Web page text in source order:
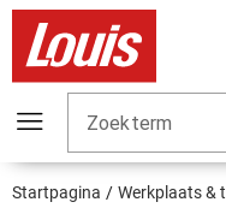
Zoekterm
Startpagina Werkplaats &